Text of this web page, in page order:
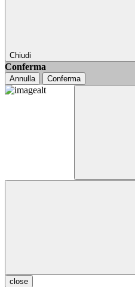
Chiudi
Conferma
Annulla Conferma
close